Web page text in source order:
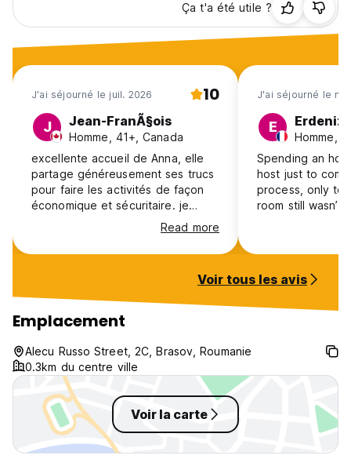
Ça t'a été utile ?
J'ai séjourné le juil. 2026 10
J Jean-FranÃ§ois
Homme, 41+, Canada
excellente accueil de Anna, elle
partage généreusement ses trucs
pour faire les activités de façon
économique et sécuritaire. je
recommande a 100% malgré qu'il
n'y ait pas d'air climatisée. l'endroit
a peu d'espaces communs mais il
Read more
J'ai séjourné le
E Erdeniz
Homme,
Spending an
host just to
process, only to
room still wasn’t
dedicated host
sometimes
either to tidy
feel like a lack
lead to awkward
overall, a VERY
Voir tous les avis
Emplacement
Alecu Russo Street, 2C, Brasov, Roumanie
0.3km du centre ville
Voir la carte